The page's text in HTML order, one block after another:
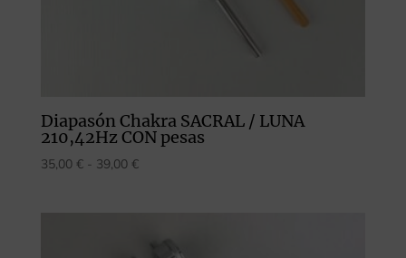
Diapasón Chakra SACRAL / LUNA
210,42Hz CON pesas
35,00 € - 39,00 €Rango